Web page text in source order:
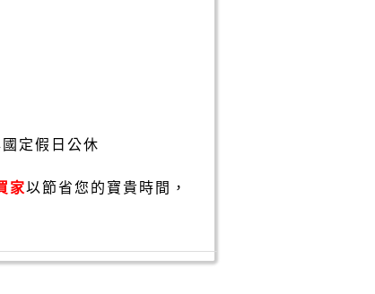
定假日公休
家以節省您的寶貴時間，